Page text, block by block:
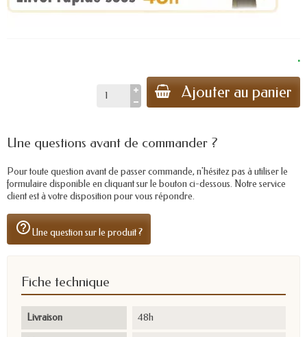
.
Ajouter au panier
Une questions avant de commander ?
Pour toute question avant de passer commande, n'hésitez pas à utiliser le
formulaire disponible en cliquant sur le bouton ci-dessous. Notre service
client est à votre disposition pour vous répondre.
help_outlineUne question sur le produit ?
Fiche technique
Livraison 48h